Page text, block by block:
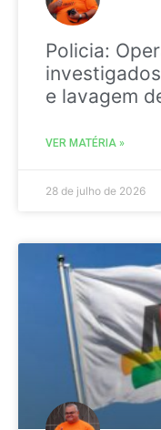
Policia:
e lavagem
VER MATÉRIA »
28 de julho de 2026